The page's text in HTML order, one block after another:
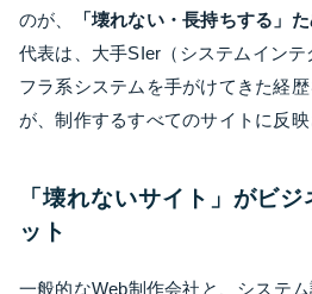
のが、
「壊れない・長持ちする」
代表は、大手SIer（システムイン
フラ系システムを手がけてきた経
が、制作するすべてのサイトに反映
「壊れないサイト」がビ
ット
一般的なWeb制作会社と、システ